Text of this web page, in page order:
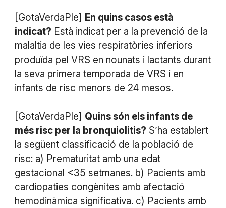
[GotaVerdaPle] En quins casos està
indicat? Està indicat per a la prevenció de la
malaltia de les vies respiratòries inferiors
produïda pel VRS en nounats i lactants durant
la seva primera temporada de VRS i en
infants de risc menors de 24 mesos.
​[GotaVerdaPle] Quins són els infants de
més risc per la bronquiolitis? S’ha establert
la següent classificació de la població de
risc: a) Prematuritat amb una edat
gestacional <35 setmanes. b) Pacients amb
cardiopaties congènites amb afectació
hemodinàmica significativa. c) Pacients amb